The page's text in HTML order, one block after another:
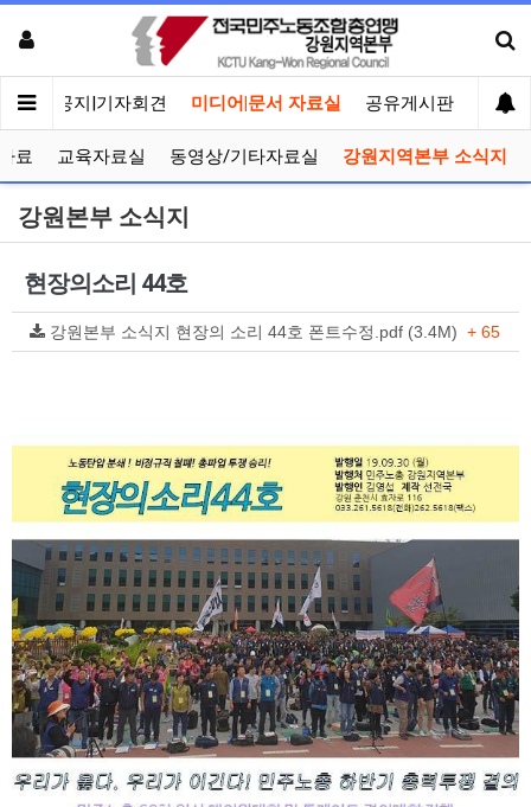
인 공지|기자회견 미디어|문서 자료실 공유게시판 선거
료 교육자료실 동영상/기타자료실 강원지역본부 소식지
강원본부 소식지
현장의소리 44호
강원본부 소식지 현장의 소리 44호 폰트수정.pdf (3.4M) + 65